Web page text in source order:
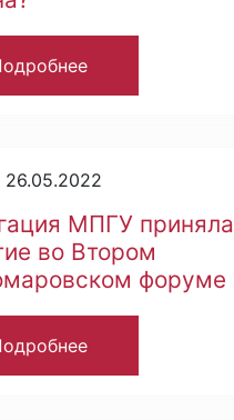
МПГУ приняла
во Втором
форуме